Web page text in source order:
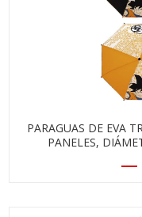
PARAGUAS DE EVA
PANELES,